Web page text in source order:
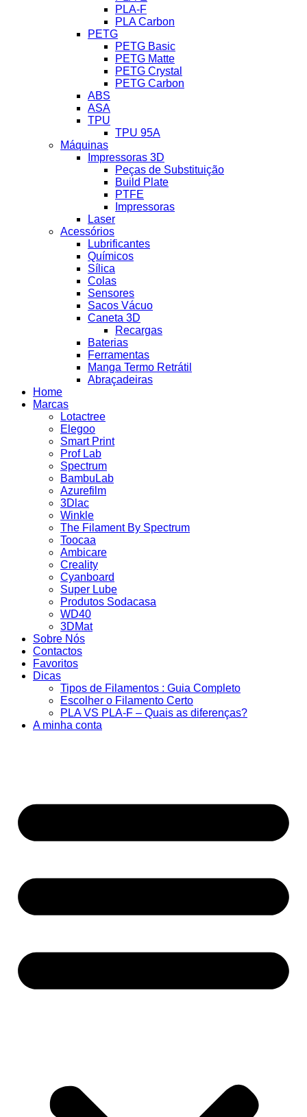
PLA-F
PLA Carbon
PETG
PETG Basic
PETG Matte
PETG Crystal
PETG Carbon
ABS
ASA
TPU
TPU 95A
Máquinas
Impressoras 3D
Peças de Substituição
Build Plate
PTFE
Impressoras
Laser
Acessórios
Lubrificantes
Químicos
Sílica
Colas
Sensores
Sacos Vácuo
Caneta 3D
Recargas
Baterias
Ferramentas
Manga Termo Retrátil
Abraçadeiras
Home
Marcas
Lotactree
Elegoo
Smart Print
Prof Lab
Spectrum
BambuLab
Azurefilm
3Dlac
Winkle
The Filament By Spectrum
Toocaa
Ambicare
Creality
Cyanboard
Super Lube
Produtos Sodacasa
WD40
3DMat
Sobre Nós
Contactos
Favoritos
Dicas
Tipos de Filamentos : Guia Completo
Escolher o Filamento Certo
PLA VS PLA-F – Quais as diferenças?
A minha conta